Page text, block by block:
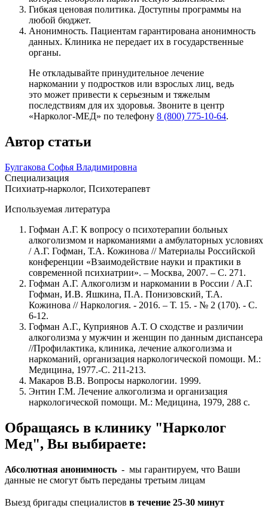
Гибкая ценовая политика. Доступны программы на
любой бюджет.
Анонимность. Пациентам гарантирована анонимность
данных. Клиника не передает их в государственные
органы.
Не откладывайте принудительное лечение
наркомании у подростков или взрослых лиц, ведь
это может привести к серьезным и тяжелым
последствиям для их здоровья. Звоните в центр
«Нарколог-МЕД» по телефону 8 (800) 775-10-64.
Автор статьи
Булгакова Софья Владимировна
Специализация
Психиатр-нарколог, Психотерапевт
Используемая литература
Гофман А.Г. К вопросу о психотерапии больных
алкоголизмом и наркоманиями а амбулаторных условиях
/ А.Г. Гофман, Т.А. Кожинова // Материалы Российской
конференции «Взаимодействие науки и практики в
современной психиатрии». – Москва, 2007. – С. 271.
Гофман А.Г. Алкоголизм и наркомании в России / А.Г.
Гофман, И.В. Яшкина, П.А. Понизовский, Т.А.
Кожинова // Наркология. - 2016. – Т. 15. - № 2 (170). - С.
6-12.
Гофман А.Г., Куприянов А.Т. О сходстве и различии
алкоголизма у мужчин и женщин по данным диспансера
//Профилактика, клиника, лечение алкоголизма и
наркоманий, организация наркологической помощи. М.:
Медицина, 1977.-С. 211-213.
Макаров В.В. Вопросы наркологии. 1999.
Энтин Г.М. Лечение алкоголизма и организация
наркологической помощи. М.: Медицина, 1979, 288 с.
Обращаясь в клинику "Нарколог
Мед", Вы выбираете:
Абсолютная анонимность - мы гарантируем, что Ваши
данные не смогут быть переданы третьим лицам
Выезд бригады специалистов в течение 25-30 минут